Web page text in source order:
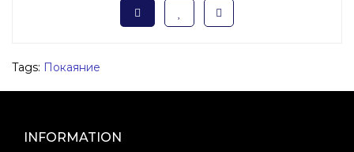
Tags: Покаяние
INFORMATION